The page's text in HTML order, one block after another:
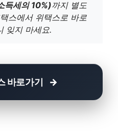
득세의 10%)까지 별도
스에서 위택스로 바로
잊지 마세요.
바로가기